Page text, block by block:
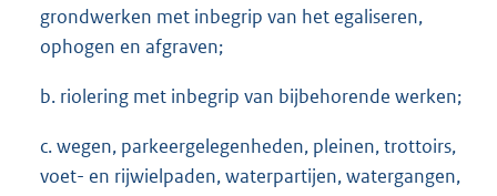
grondwerken met inbegrip van het egaliseren,
ophogen en afgraven;
b. riolering met inbegrip van bijbehorende werken;
c. wegen, parkeergelegenheden, pleinen, trottoirs,
voet- en rijwielpaden, waterpartijen, watergangen,